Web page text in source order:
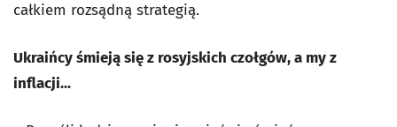
całkiem rozsądną strategią.
Ukraińcy śmieją się z rosyjskich czołgów, a my z
inflacji...